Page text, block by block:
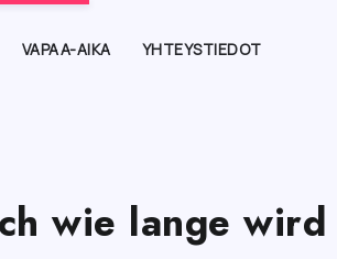
VAPAA-AIKA YHTEYSTIEDOT
wie lange wird